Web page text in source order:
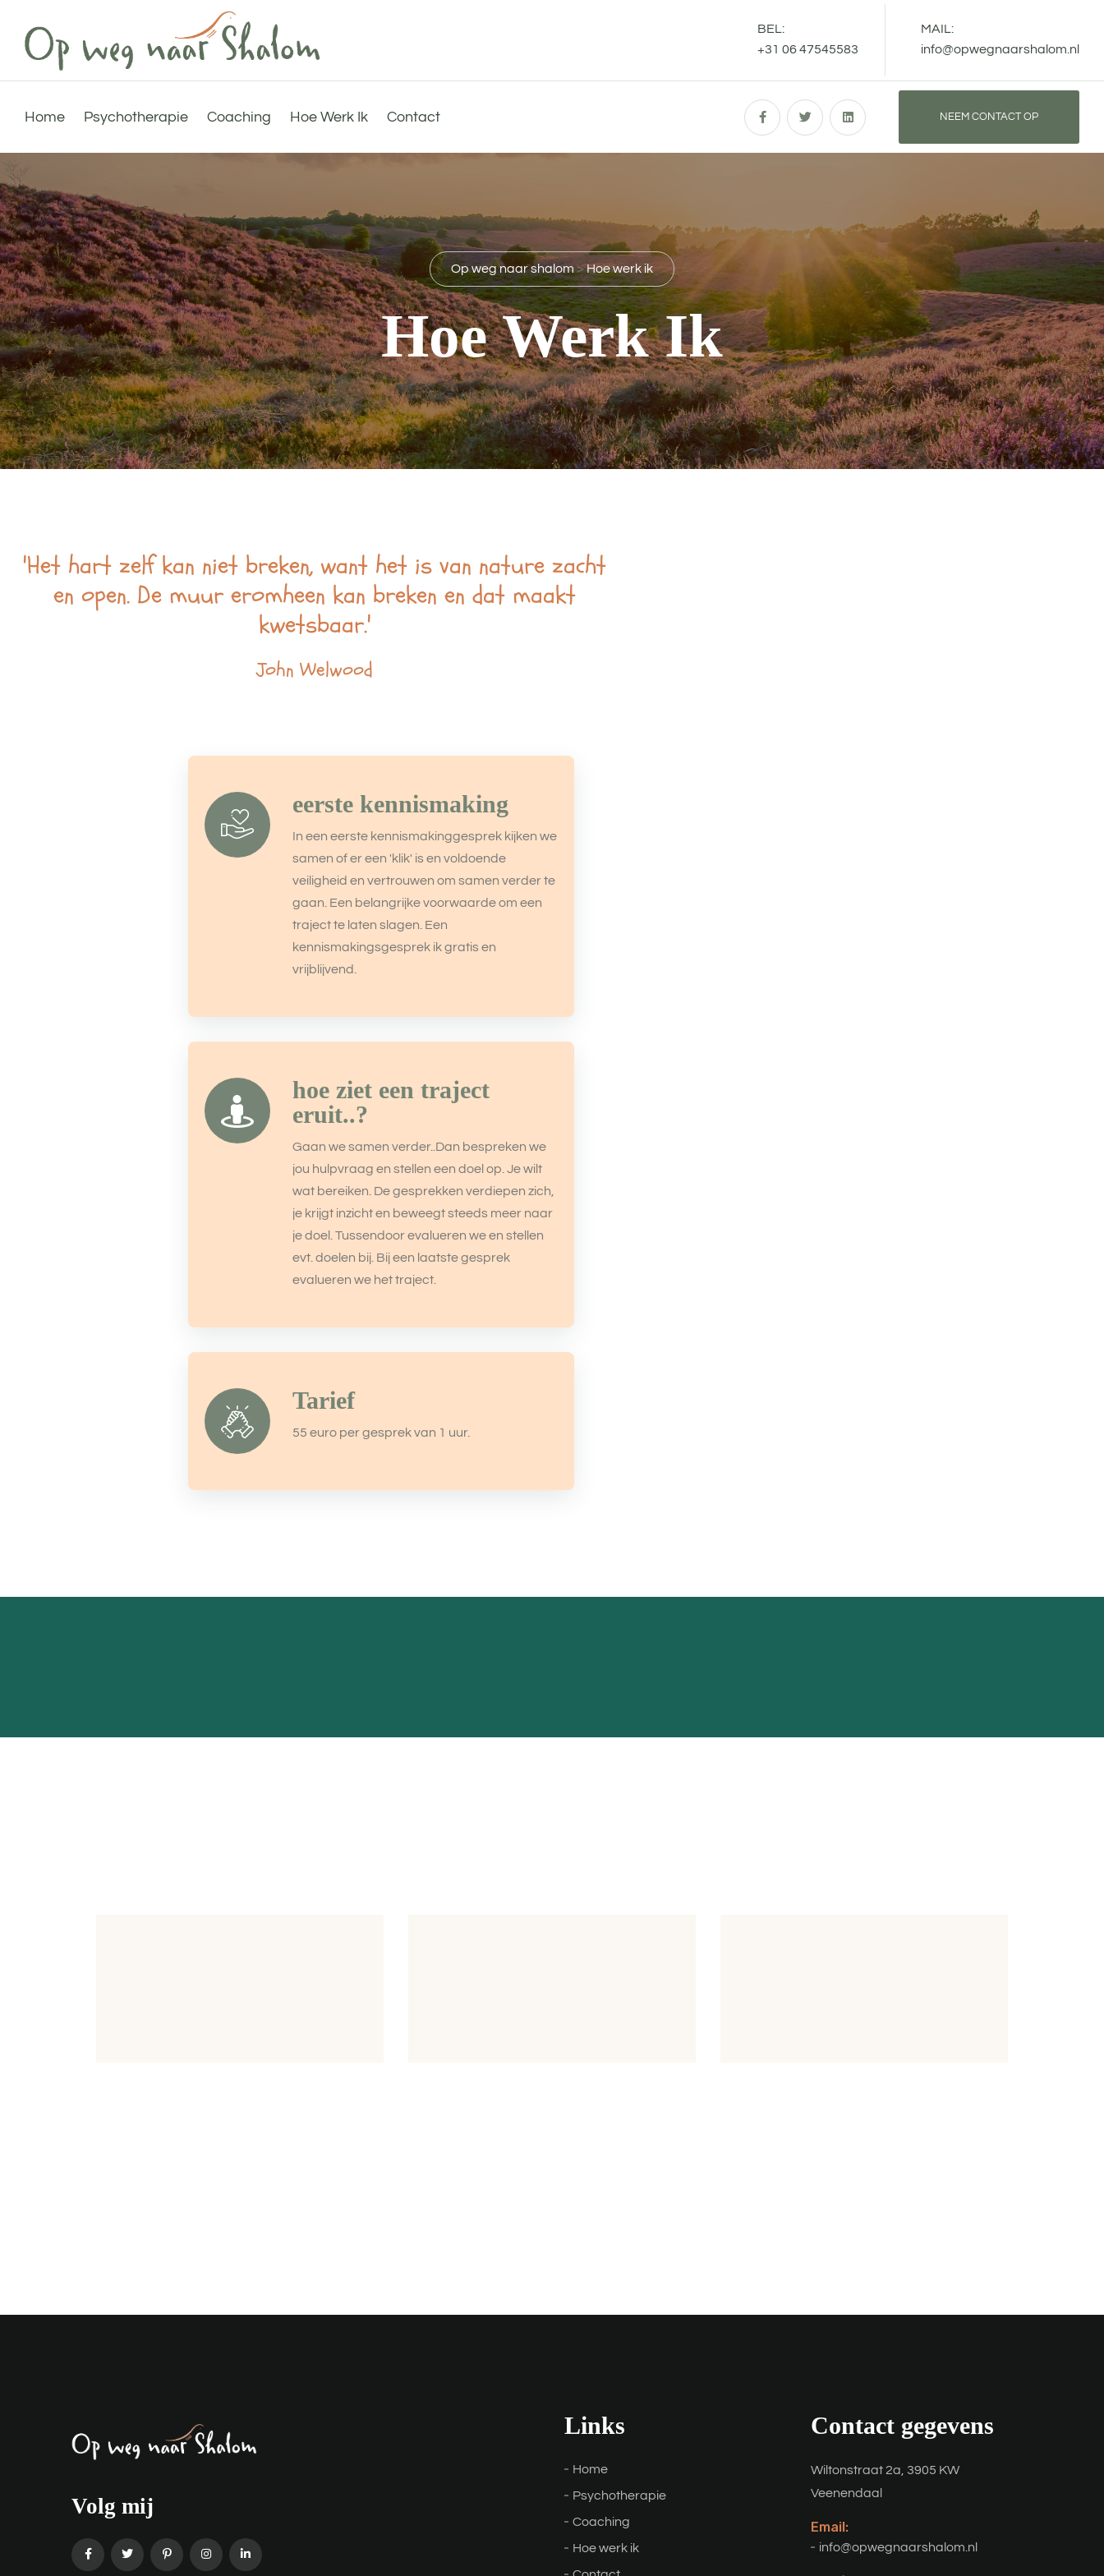
BEL:
+31 06 47545583
MAIL:
info@opwegnaarshalom.nl
Home Psychotherapie Coaching Hoe Werk Ik Contact NEEM CONTACT OP
Op weg naar shalom>Hoe werk ik
Hoe Werk Ik
'Het hart zelf kan niet breken, want het is van nature zacht
en open. De muur eromheen kan breken en dat maakt
kwetsbaar.'
John Welwood
eerste kennismaking
In een eerste kennismakinggesprek kijken we
samen of er een 'klik' is en voldoende
veiligheid en vertrouwen om samen verder te
gaan. Een belangrijke voorwaarde om een
traject te laten slagen. Een
kennismakingsgesprek ik gratis en
vrijblijvend.
hoe ziet een traject
eruit..?
Gaan we samen verder..Dan bespreken we
jou hulpvraag en stellen een doel op. Je wilt
wat bereiken. De gesprekken verdiepen zich,
je krijgt inzicht en beweegt steeds meer naar
je doel. Tussendoor evalueren we en stellen
evt. doelen bij. Bij een laatste gesprek
evalueren we het traject.
Tarief
55 euro per gesprek van 1 uur.
Volg mij
Links
Home
Psychotherapie
Coaching
Hoe werk ik
Contact gegevens
Wiltonstraat 2a, 3905 KW
Veenendaal
Email:
info@opwegnaarshalom.nl